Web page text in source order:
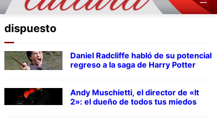
dispuesto
Daniel Radcliffe habló de su potencial
regreso a la saga de Harry Potter
Andy Muschietti, el director de «It
2»: el dueño de todos tus miedos